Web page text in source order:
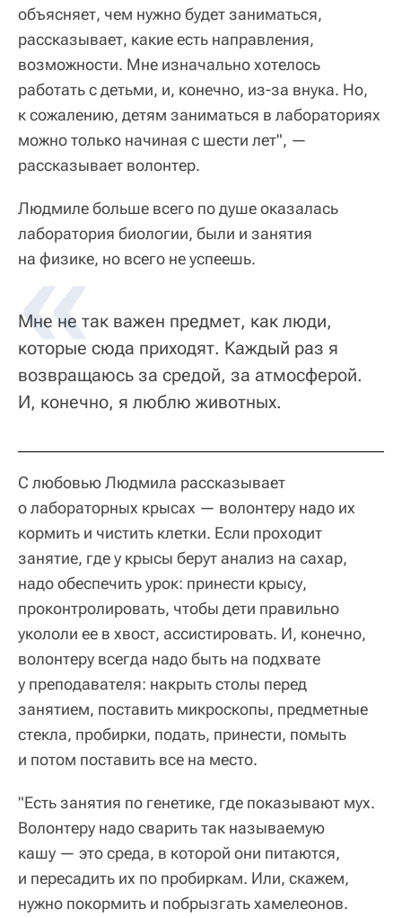
объясняет, чем нужно будет заниматься,
рассказывает, какие есть направления,
возможности. Мне изначально хотелось
работать с детьми, и, конечно, из-за внука. Но,
к сожалению, детям заниматься в лабораториях
можно только начиная с шести лет", —
рассказывает волонтер.
Людмиле больше всего по душе оказалась
лаборатория биологии, были и занятия
на физике, но всего не успеешь.
Мне не так важен предмет, как люди,
которые сюда приходят. Каждый раз я
возвращаюсь за средой, за атмосферой.
И, конечно, я люблю животных.
С любовью Людмила рассказывает
о лабораторных крысах — волонтеру надо их
кормить и чистить клетки. Если проходит
занятие, где у крысы берут анализ на сахар,
надо обеспечить урок: принести крысу,
проконтролировать, чтобы дети правильно
укололи ее в хвост, ассистировать. И, конечно,
волонтеру всегда надо быть на подхвате
у преподавателя: накрыть столы перед
занятием, поставить микроскопы, предметные
стекла, пробирки, подать, принести, помыть
и потом поставить все на место.
"Есть занятия по генетике, где показывают мух.
Волонтеру надо сварить так называемую
кашу — это среда, в которой они питаются,
и пересадить их по пробиркам. Или, скажем,
нужно покормить и побрызгать хамелеонов.